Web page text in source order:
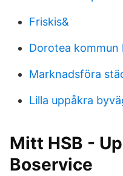
Friskis&
Dorotea kommun
Marknadsföra
Lilla uppåkra
Mitt HSB -
Boservice